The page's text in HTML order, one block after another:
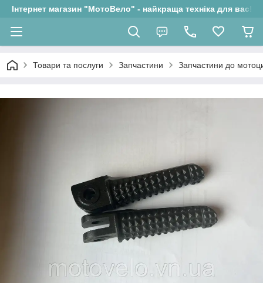
Інтернет магазин "МотоВело" - найкраща техніка для вас!
Товари та послуги Запчастини Запчастини до